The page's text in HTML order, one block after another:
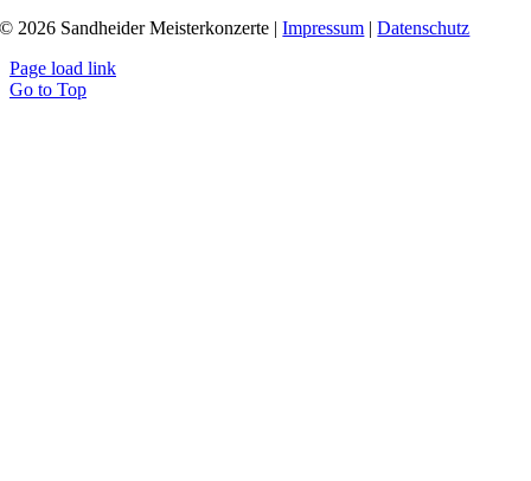
© 2026 Sandheider Meisterkonzerte |Impressum |Datenschutz
Page load link
Go to Top